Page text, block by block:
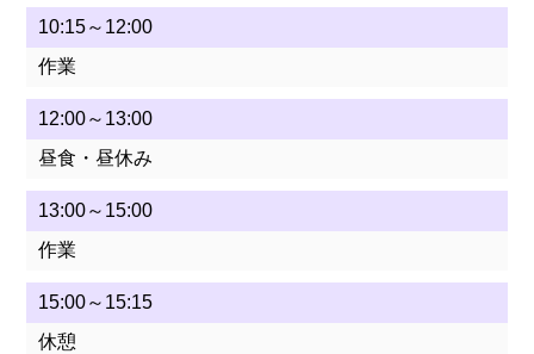
ご利用者様へ
商品紹介・ご注文
社会貢献
リンク
10:15～12:00
作業
12:00～13:00
昼食・昼休み
13:00～15:00
作業
15:00～15:15
休憩